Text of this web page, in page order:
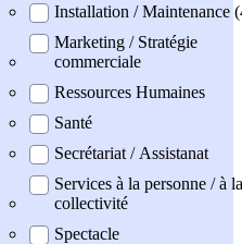
Installation / Maintenance
Marketing / Stratégie
commerciale
Ressources Humaines
Santé
Secrétariat / Assistanat
Services à la personne / à la
collectivité
Spectacle